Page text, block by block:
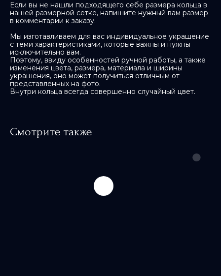
Если вы не нашли подходящего себе размера кольца в
нашей размерной сетке, напишите нужный вам размер
в комментарии к заказу.
Мы изготавливаем для вас индивидуальное украшение
с теми характеристиками, которые важны и нужны
исключительно вам.
Поэтому, ввиду особенностей ручной работы, а также
изменения цвета, размера, материала и ширины
украшения, оно может получиться отличным от
представленных на фото.
Внутри кольца всегда совершенно случайный цвет.
Смотрите также